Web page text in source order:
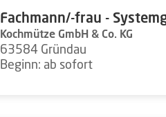
Fachmann/-frau -
Kochmütze GmbH & Co. KG
63584 Gründau
Beginn: ab sofort